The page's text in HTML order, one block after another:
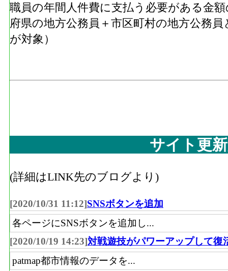
職員の年間人件費に支払う必要がある金
府県の地方公務員＋市区町村の地方公務
が対象）
サイト更
(詳細はLINK先のブログより)
[2020/10/31 11:12]SNSボタンを追加
各ページにSNSボタンを追加し...
[2020/10/19 14:23]対戦遊技がパワーアップして復
patmap都市情報のデータを...